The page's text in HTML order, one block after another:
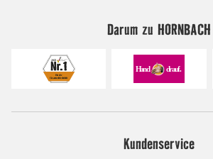
Darum zu HORNBACH
Kundenservice